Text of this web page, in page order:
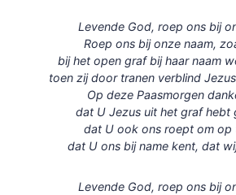
Levende God, roep ons bij
Roep ons bij onze naam,
bij het open graf bij haar naam
toen zij door tranen verblind
Op deze Paasmorgen
dat U Jezus uit het graf hebt
dat U ook ons roept om op
dat U ons bij name kent, dat
Levende God, roep ons bij